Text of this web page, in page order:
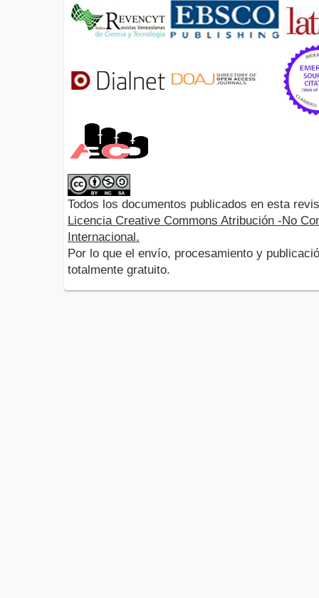
Todos los documentos publicados en esta
Licencia Creative Commons Atribución -No
Internacional.
Por lo que el envío, procesamiento y
totalmente gratuito.